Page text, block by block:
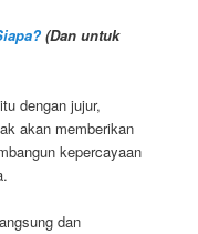
(Dan untuk
dengan jujur,
akan memberikan
kepercayaan
dan